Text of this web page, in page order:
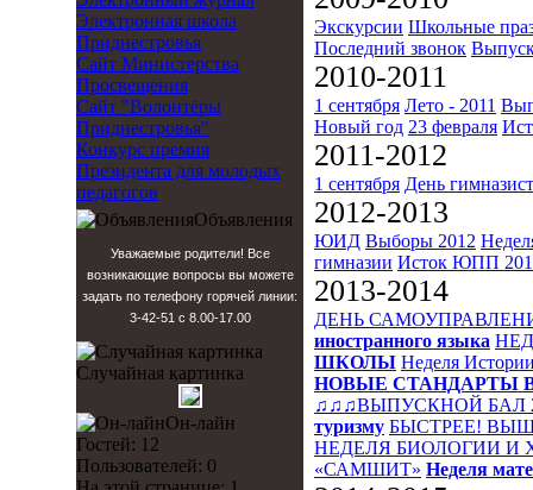
Электронная школа
Приднестровья
Сайт Министерства
Просвещения
Сайт "Волонтёры
Приднестровья"
Конкурс премия
Президента для молодых
педагогов
Объявления
Уважаемые родители! Все
возникающие вопросы вы можете
задать по телефону горячей линии:
3-42-51 с 8.00-17.00
Случайная картинка
Он-лайн
Гостей: 12
Пользователей: 0
Экскурсии Школьные
Последний звонок
2010-2011
1 сентября Лето - 2011
Новый год 23 февраля
2011-2012
1 сентября День
2012-2013
ЮИД Выборы 2012
гимназии Исток ЮПП
2013-2014
ДЕНЬ
иностранного языка
ШКОЛЫ Неделя
НОВЫЕ СТАНДАРТЫ
♫♫♫ВЫПУСКНОЙ БАЛ
туризму БЫСТРЕЕ!
НЕДЕЛЯ БИОЛОГИИ И
«САМШИТ» Неделя